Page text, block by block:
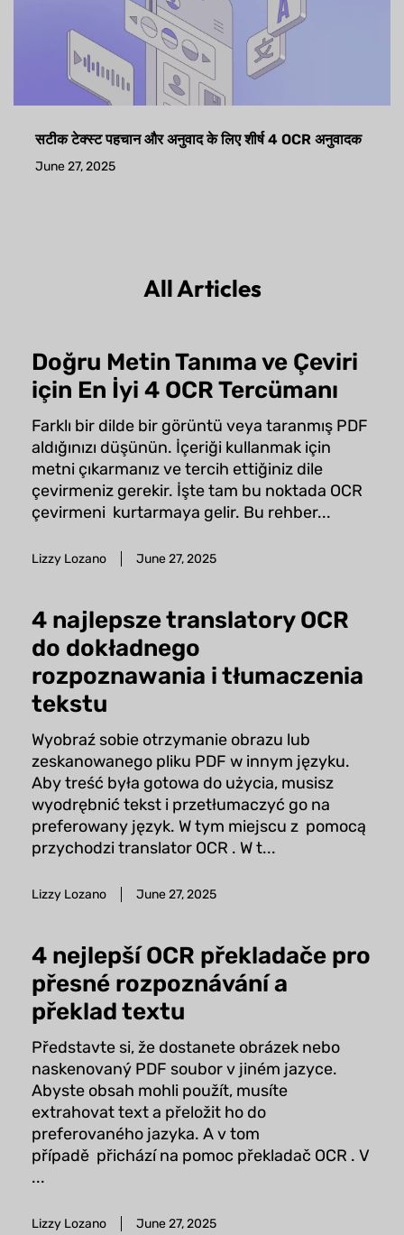
सटीक टेक्स्ट पहचान और अनुवाद के लिए शीर्ष 4 OCR अनुवादक
June 27, 2025
All Articles
Doğru Metin Tanıma ve Çeviri
için En İyi 4 OCR Tercümanı
Farklı bir dilde bir görüntü veya taranmış PDF
aldığınızı düşünün. İçeriği kullanmak için
metni çıkarmanız ve tercih ettiğiniz dile
çevirmeniz gerekir. İşte tam bu noktada OCR
çevirmeni kurtarmaya gelir. Bu rehber...
Lizzy Lozano June 27, 2025
4 najlepsze translatory OCR
do dokładnego
rozpoznawania i tłumaczenia
tekstu
Wyobraź sobie otrzymanie obrazu lub
zeskanowanego pliku PDF w innym języku.
Aby treść była gotowa do użycia, musisz
wyodrębnić tekst i przetłumaczyć go na
preferowany język. W tym miejscu z pomocą
przychodzi translator OCR . W t...
Lizzy Lozano June 27, 2025
4 nejlepší OCR překladače pro
přesné rozpoznávání a
překlad textu
Představte si, že dostanete obrázek nebo
naskenovaný PDF soubor v jiném jazyce.
Abyste obsah mohli použít, musíte
extrahovat text a přeložit ho do
preferovaného jazyka. A v tom
případě přichází na pomoc překladač OCR . V
...
Lizzy Lozano June 27, 2025